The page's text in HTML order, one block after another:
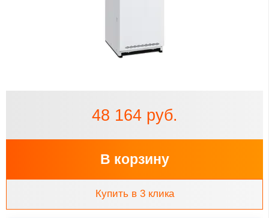
48 164 руб.
В корзину
Купить в 3 клика